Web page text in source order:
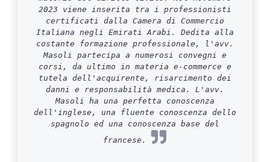
2023 viene inserita tra i professionisti
certificati dalla Camera di Commercio
Italiana negli Emirati Arabi. Dedita alla
costante formazione professionale, l'avv.
Masoli partecipa a numerosi convegni e
corsi, da ultimo in materia e-commerce e
tutela dell'acquirente, risarcimento dei
danni e responsabilità medica. L'avv.
Masoli ha una perfetta conoscenza
dell'inglese, una fluente conoscenza dello
spagnolo ed una conoscenza base del
francese.